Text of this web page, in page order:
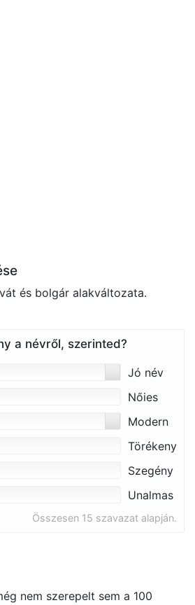
és bolgár alakváltozata.
a névről, szerinted?
Jó név
Nőies
Modern
Törékeny
Szegény
Unalmas
Összesen 15 szavazat alapján.
nem szerepelt sem a 100